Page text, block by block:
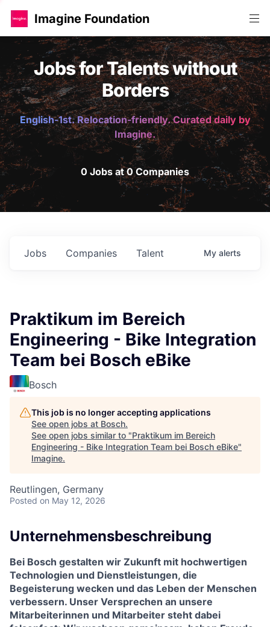
Imagine Foundation
Jobs for Talents without
Borders
English-1st. Relocation-friendly. Curated daily by
Imagine.
0 Jobs at 0 Companies
Jobs Companies Talent My alerts
Praktikum im Bereich
Engineering - Bike Integration
Team bei Bosch eBike
Bosch
This job is no longer accepting applications
See open jobs at Bosch.
See open jobs similar to "Praktikum im Bereich
Engineering - Bike Integration Team bei Bosch eBike"
Imagine.
Reutlingen, Germany
Posted on May 12, 2026
Unternehmensbeschreibung
Bei Bosch gestalten wir Zukunft mit hochwertigen
Technologien und Dienstleistungen, die
Begeisterung wecken und das Leben der Menschen
verbessern. Unser Versprechen an unsere
Mitarbeiterinnen und Mitarbeiter steht dabei